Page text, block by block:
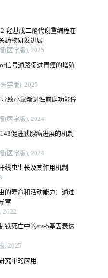
羟基戊二酸代谢重编程在
药物研发进展
(医学版), 2025
信号通路促进胃癌的增殖
学版), 2025
致小鼠渐进性前庭功能障
(医学版), 2024
促进胰腺癌进展的机制
(医学版), 2024
线虫生长及其作用机制
的寿命和活动能力：通过
常
2022
铁死亡中的ets-5基因表达
, 2025
究中的应用